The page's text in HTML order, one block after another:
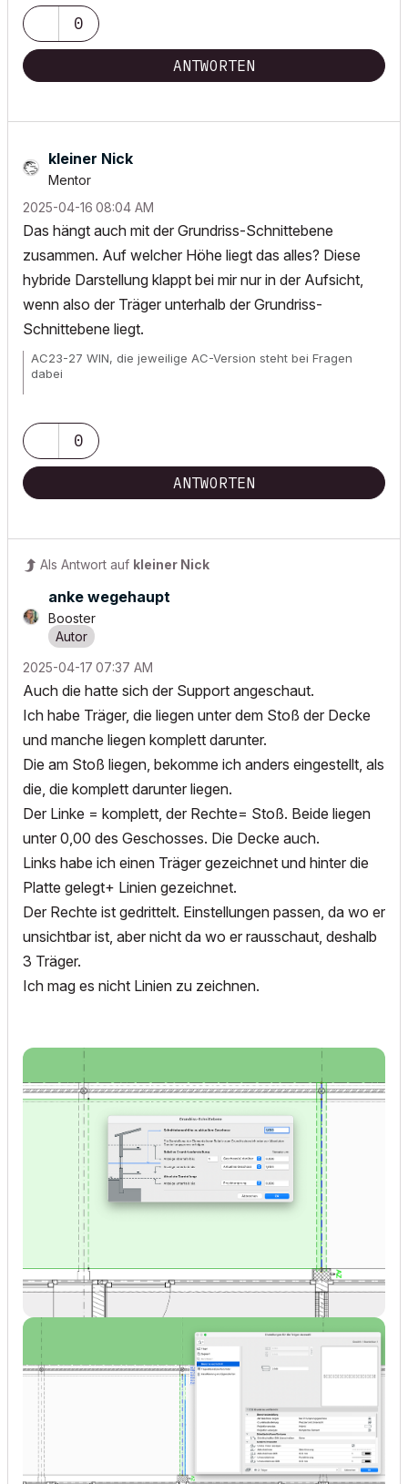
0
ANTWORTEN
kleiner Nick
Mentor
‎2025-04-16 08:04 AM
Das hängt auch mit der Grundriss-Schnittebene
zusammen. Auf welcher Höhe liegt das alles? Diese
hybride Darstellung klappt bei mir nur in der Aufsicht,
wenn also der Träger unterhalb der Grundriss-
Schnittebene liegt.
AC23-27 WIN, die jeweilige AC-Version steht bei Fragen
dabei
0
ANTWORTEN
Als Antwort auf kleiner Nick
anke wegehaupt
Booster
‎2025-04-17 07:37 AM
Auch die hatte sich der Support angeschaut.
Ich habe Träger, die liegen unter dem Stoß der Decke
und manche liegen komplett darunter.
Die am Stoß liegen, bekomme ich anders eingestellt, als
die, die komplett darunter liegen.
Der Linke = komplett, der Rechte= Stoß. Beide liegen
unter 0,00 des Geschosses. Die Decke auch.
Links habe ich einen Träger gezeichnet und hinter die
Platte gelegt+ Linien gezeichnet.
Der Rechte ist gedrittelt. Einstellungen passen, da wo er
unsichtbar ist, aber nicht da wo er rausschaut, deshalb
3 Träger.
Ich mag es nicht Linien zu zeichnen.